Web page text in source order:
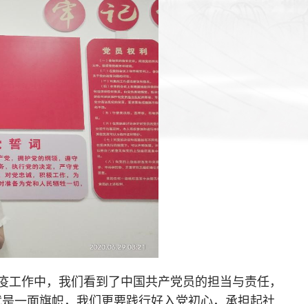
作中，我们看到了中国共产党员的担当与责任，
一面旗帜，我们更要践行好入党初心，承担起社